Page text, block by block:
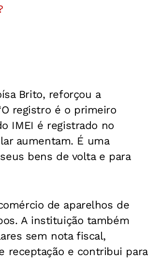
Brito, reforçou a
registro é o primeiro
IMEI é registrado no
aumentam. É uma
bens de volta e para
de aparelhos de
A instituição também
sem nota fiscal,
receptação e contribui para